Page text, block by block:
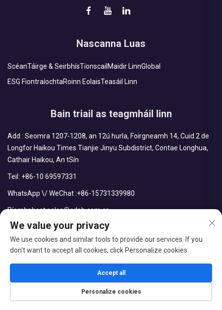
Nascanna Luas
ScéanTáirge & SeirbhísTionscailMaidir LinnGlobal
ESG FiontraíochtaRoinn EolaisTeasáil Linn
Bain triail as teagmháil linn
Add : Seomra 1207-1208, an 12ú hurla, Foirgneamh 14, Cuid 2 de
Longfor Haikou Times Tianjie Jinyu Subdistrict, Contae Longhua,
Cathair Haikou, An tSín
Teil: +86-10 69597331
WhatsApp \/ WeChat :+86-15731339980
Ríomhphost:sales@cdph.com.cn
cosaint.
Beartas Príobháideachta
We value your privacy
We use cookies and similar tools to provide our services. If you
don't want to accept all cookies, click Personalize cookies.
Personalize cookies
Accept all